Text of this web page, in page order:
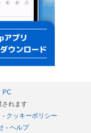
PC
れます
- クッキーポリシー
- ヘルプ